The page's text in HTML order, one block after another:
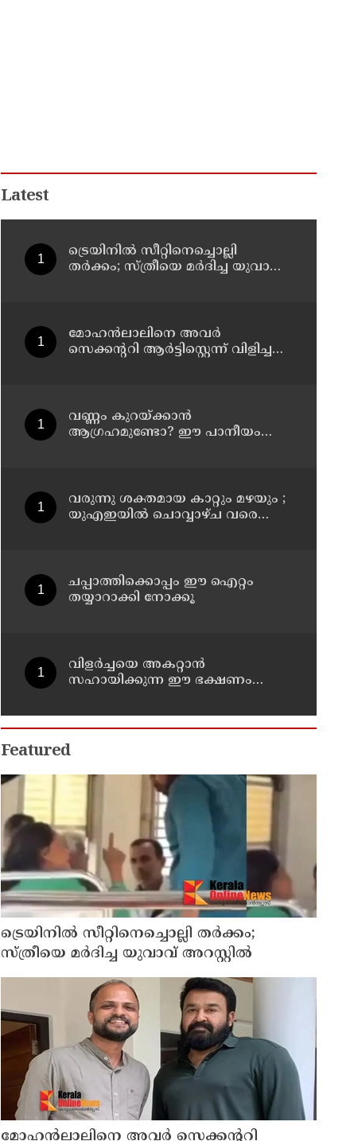
Latest
ട്രെയിനിൽ സീറ്റിനെച്ചൊല്ലി
തർക്കം; സ്ത്രീയെ മർദിച്ച യുവാവ്
മോഹന്‍ലാലിനെ അവര്‍
സെക്കന്ററി ആര്‍ട്ടിസ്റ്റെന്ന് വിളിച്ചത്
ജോസഫ്
വണ്ണം കുറയ്ക്കാൻ
ആഗ്രഹമുണ്ടോ? ഈ പാനീയം
വരുന്നു ശക്തമായ കാറ്റും മഴയും ;
യുഎഇയില്‍ ചൊവ്വാഴ്ച വരെ
ചപ്പാത്തിക്കൊപ്പം ഈ ഐറ്റം
തയ്യാറാക്കി നോക്കൂ
വിളർച്ചയെ അകറ്റാൻ
സഹായിക്കുന്ന ഈ ഭക്ഷണം
Featured
ട്രെയിനിൽ സീറ്റിനെച്ചൊല്ലി തർക്കം;
സ്ത്രീയെ മർദിച്ച യുവാവ് അറസ്റ്റിൽ
മോഹന്‍ലാലിനെ അവര്‍ സെക്കന്ററി